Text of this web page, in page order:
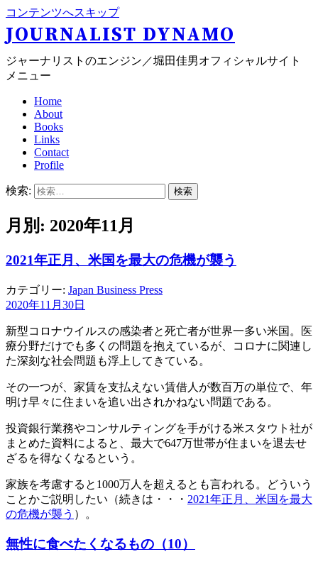
コンテンツへスキップ
JOURNALIST DYNAMO
ジャーナリストのエンジン／堀田佳男オフィシャルサイト
メニュー
Home
About
Books
Links
Contact
Profile
検索:
月別: 2020年11月
2021年正月、米国を最大の危機が襲う
カテゴリー: Japan Business Press
2020年11月30日
新型コロナウイルスの感染者と死亡者が世界一多い米国。医
療分野だけでも多くの問題を抱えているが、コロナに関連し
た深刻な社会問題も浮上してきている。
その一つが、家賃を支払えない賃借人が数百万の単位で、年
明け早々に住まいを追い出されかねない問題である。
投資銀行業務やコンサルティングを手がける米スタウト社が
まとめた資料によると、最大で647万世帯が住まいを退去せ
ざるを得なくなるという。
家族を考慮すると1000万人を超えるとも言われる。どういう
ことかご説明したい（続きは・・・ 2021年正月、米国を最大
の危機が襲う ）。
無性に食べたくなるもの（10）